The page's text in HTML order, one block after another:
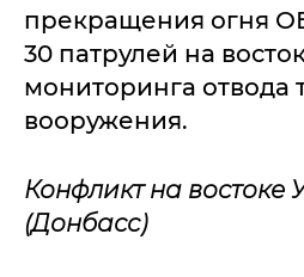
прекращения огня
30 патрулей на
мониторинга отвода
вооружения.
Конфликт на востоке
(Донбасс)